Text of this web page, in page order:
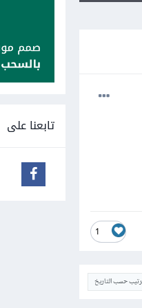
1
حسب التاريخ
تابعنا على